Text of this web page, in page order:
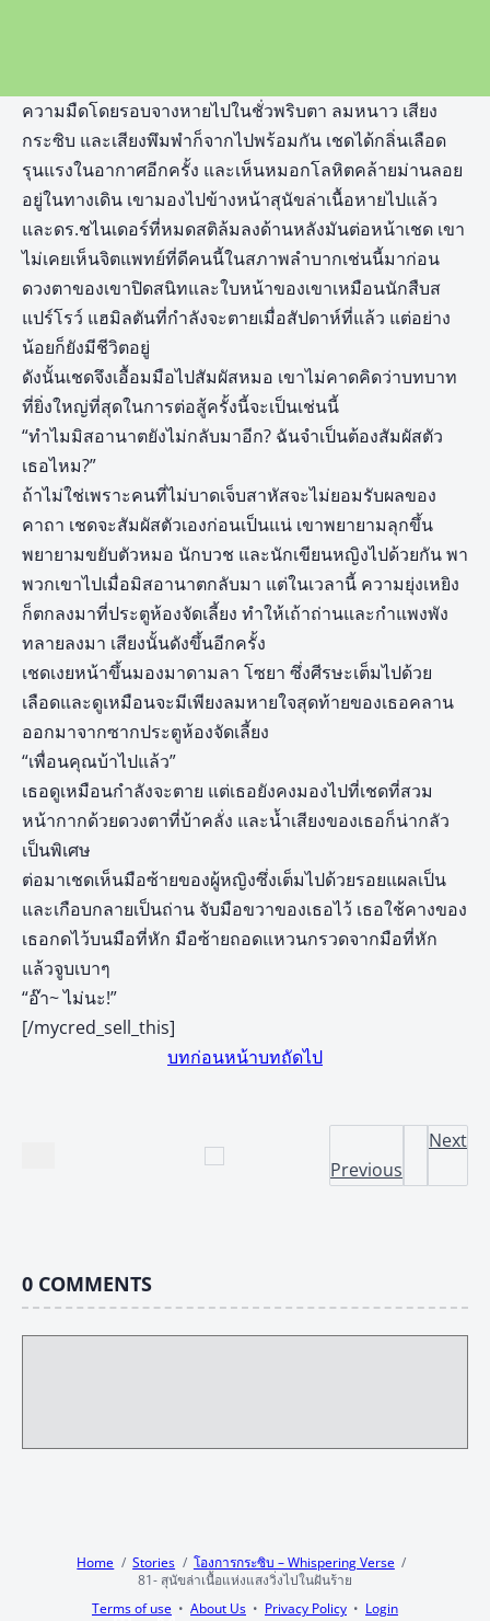
ความมืดโดยรอบจางหายไปในชั่วพริบตา ลมหนาว เสียง
กระซิบ และเสียงพึมพำก็จากไปพร้อมกัน เชดได้กลิ่นเลือด
รุนแรงในอากาศอีกครั้ง และเห็นหมอกโลหิตคล้ายม่านลอย
อยู่ในทางเดิน เขามองไปข้างหน้าสุนัขล่าเนื้อหายไปแล้ว
และดร.ชไนเดอร์ที่หมดสติล้มลงด้านหลังมันต่อหน้าเชด เขา
ไม่เคยเห็นจิตแพทย์ที่ดีคนนี้ในสภาพลำบากเช่นนี้มาก่อน
ดวงตาของเขาปิดสนิทและใบหน้าของเขาเหมือนนักสืบส
แปร์โรว์ แฮมิลตันที่กำลังจะตายเมื่อสัปดาห์ที่แล้ว แต่อย่าง
น้อยก็ยังมีชีวิตอยู่
ดังนั้นเชดจึงเอื้อมมือไปสัมผัสหมอ เขาไม่คาดคิดว่าบทบาท
ที่ยิ่งใหญ่ที่สุดในการต่อสู้ครั้งนี้จะเป็นเช่นนี้
“ทำไมมิสอานาตยังไม่กลับมาอีก? ฉันจำเป็นต้องสัมผัสตัว
เธอไหม?”
ถ้าไม่ใช่เพราะคนที่ไม่บาดเจ็บสาหัสจะไม่ยอมรับผลของ
คาถา เชดจะสัมผัสตัวเองก่อนเป็นแน่ เขาพยายามลุกขึ้น
พยายามขยับตัวหมอ นักบวช และนักเขียนหญิงไปด้วยกัน พา
พวกเขาไปเมื่อมิสอานาตกลับมา แต่ในเวลานี้ ความยุ่งเหยิง
ก็ตกลงมาที่ประตูห้องจัดเลี้ยง ทำให้เถ้าถ่านและกำแพงพัง
ทลายลงมา เสียงนั้นดังขึ้นอีกครั้ง
เชดเงยหน้าขึ้นมองมาดามลา โซยา ซึ่งศีรษะเต็มไปด้วย
เลือดและดูเหมือนจะมีเพียงลมหายใจสุดท้ายของเธอคลาน
ออกมาจากซากประตูห้องจัดเลี้ยง
“เพื่อนคุณบ้าไปแล้ว”
เธอดูเหมือนกำลังจะตาย แต่เธอยังคงมองไปที่เชดที่สวม
หน้ากากด้วยดวงตาที่บ้าคลั่ง และน้ำเสียงของเธอก็น่ากลัว
เป็นพิเศษ
ต่อมาเชดเห็นมือซ้ายของผู้หญิงซึ่งเต็มไปด้วยรอยแผลเป็น
และเกือบกลายเป็นถ่าน จับมือขวาของเธอไว้ เธอใช้คางของ
เธอกดไว้บนมือที่หัก มือซ้ายถอดแหวนกรวดจากมือที่หัก
แล้วจูบเบาๆ
“อ๊า~ ไม่นะ!”
[/mycred_sell_this]
บทก่อนหน้าบทถัดไป
Previous
Next
0 COMMENTS
Home Stories
โองการกระซิบ – Whispering Verse
81- สุนัขล่าเนื้อแห่งแสงวิ่งไปในฝันร้าย
Terms of use
About Us Privacy Policy Login